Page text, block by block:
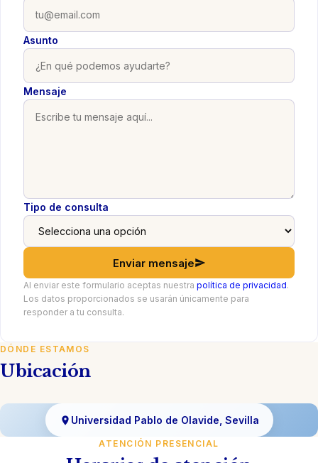
Asunto
Mensaje
Tipo de consulta
Enviar mensaje
Al enviar este formulario aceptas nuestra política de privacidad.
Los datos proporcionados se usarán únicamente para
responder a tu consulta.
DÓNDE ESTAMOS
Ubicación
Universidad Pablo de Olavide, Sevilla
ATENCIÓN PRESENCIAL